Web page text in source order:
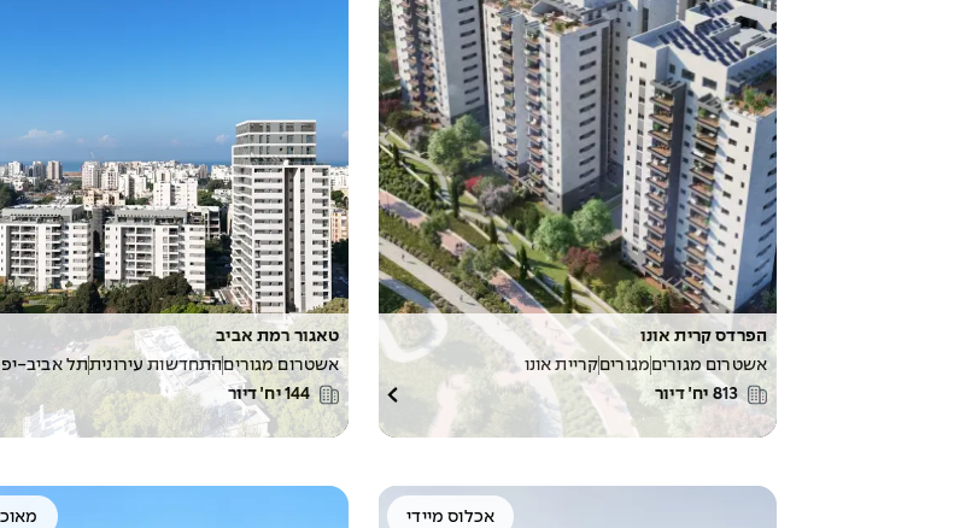
הפרדס קרית אונו
אשטרום מגורים מגוריםקריית אונו
813 יח׳ דיור
טאגור רמת אביב
אשטרום מגוריםהתחדשות עירוניתתל אביב-
144 יח׳ דיור
אכלוס מיידי